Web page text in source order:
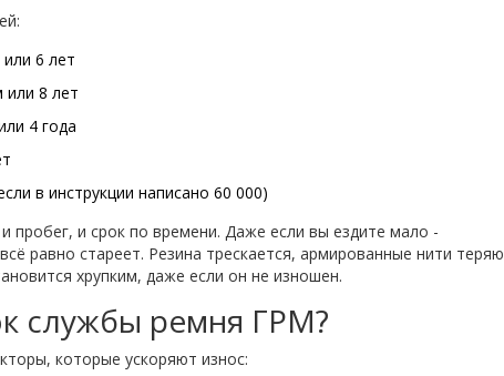
6 лет
или 8 лет
4 года
в инструкции написано 60 000)
пробег, и срок по времени. Даже если вы ездите мало -
равно стареет. Резина трескается, армированные нити
хрупким, даже если он не изношен.
службы ремня ГРМ?
которые ускоряют износ: